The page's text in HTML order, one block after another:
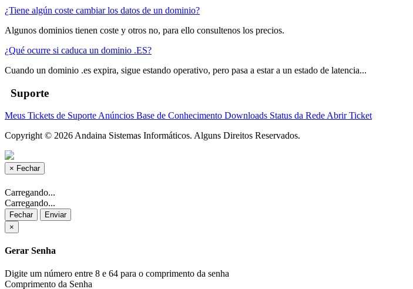
¿Tiene algún coste cambiar los datos de un dominio?
Algunos dominios tienen coste y otros no, para ello consultenos los precios.
¿Qué ocurre si caduca un dominio .ES?
Cuando un dominio .es expira, sigue estando operativo, pero pasa a estar a un estado de latencia...
Suporte
Meus Tickets de Suporte Anúncios Base de Conhecimento Downloads Status da Rede Abrir Ticket
Copyright © 2026 Andaina Sistemas Informáticos. Alguns Direitos Reservados.
× Fechar
Carregando...
Carregando...
Fechar
Enviar
×
Gerar Senha
Digite um número entre 8 e 64 para o comprimento da senha
Comprimento da Senha